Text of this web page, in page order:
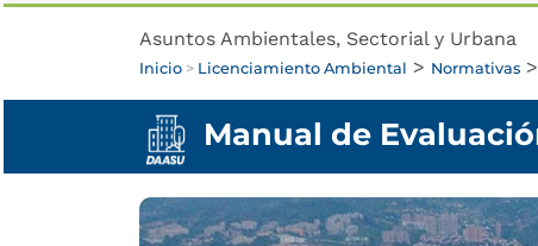
Asuntos Ambientales, Sectorial y Urbana
Inicio > Licenciamiento Ambiental > Normativas >
Manual de